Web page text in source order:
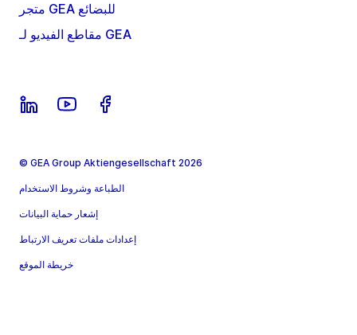
متجر GEA للبضائع
مقاطع الفيديو لـ GEA
© GEA Group Aktiengesellschaft 2026
الطباعة وشروط الاستخدام
إشعار حماية البيانات
إعدادات ملفات تعريف الارتباط
خريطة الموقع